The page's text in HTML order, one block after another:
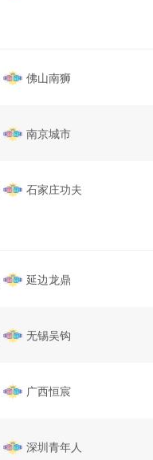
佛山南狮
南京城市
石家庄功夫
延边龙鼎
无锡吴钩
广西恒宸
深圳青年人